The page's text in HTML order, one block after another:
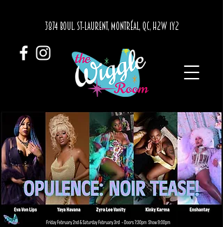
3874 BOUL. ST-LAURENT, MONTRÉAL, QC, H2W 1Y2